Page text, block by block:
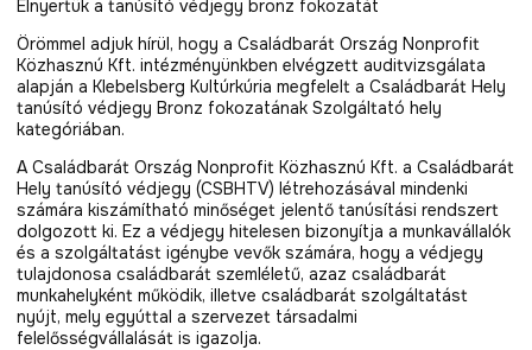
Elnyertük a tanúsító védjegy bronz fokozatát
Örömmel adjuk hírül, hogy a Családbarát Ország Nonprofit
Közhasznú Kft. intézményünkben elvégzett auditvizsgálata
alapján a Klebelsberg Kultúrkúria megfelelt a Családbarát Hely
tanúsító védjegy Bronz fokozatának Szolgáltató hely
kategóriában.
A Családbarát Ország Nonprofit Közhasznú Kft. a Családbarát
Hely tanúsító védjegy (CSBHTV) létrehozásával mindenki
számára kiszámítható minőséget jelentő tanúsítási rendszert
dolgozott ki. Ez a védjegy hitelesen bizonyítja a munkavállalók
és a szolgáltatást igénybe vevők számára, hogy a védjegy
tulajdonosa családbarát szemléletű, azaz családbarát
munkahelyként működik, illetve családbarát szolgáltatást
nyújt, mely egyúttal a szervezet társadalmi
felelősségvállalását is igazolja.